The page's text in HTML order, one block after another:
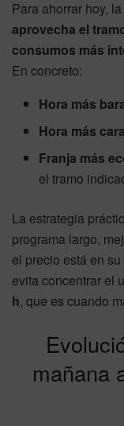
Para ahorrar hoy,
aprovecha el
consumos más
En concreto:
Hora más
Hora más
Franja más
el tramo
La estrategia
programa largo,
el precio está en
evita concentrar el
h, que es cuando
mañana